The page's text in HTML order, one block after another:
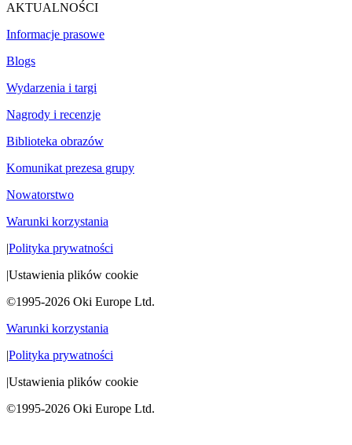
AKTUALNOŚCI
Informacje prasowe
Blogs
Wydarzenia i targi
Nagrody i recenzje
Biblioteka obrazów
Komunikat prezesa grupy
Nowatorstwo
Warunki korzystania
|Polityka prywatności
|Ustawienia plików cookie
©1995-2026 Oki Europe Ltd.
Warunki korzystania
|Polityka prywatności
|Ustawienia plików cookie
©1995-2026 Oki Europe Ltd.